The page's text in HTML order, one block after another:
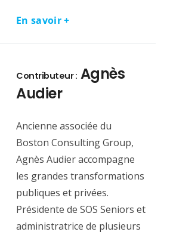
En savoir +
Contributeur : Agnès
Audier
Ancienne associée du
Boston Consulting Group,
Agnès Audier accompagne
les grandes transformations
publiques et privées.
Présidente de SOS Seniors et
administratrice de plusieurs